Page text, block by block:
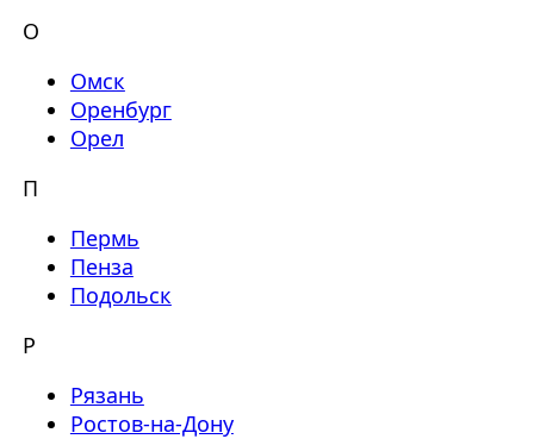
О
Омск
Оренбург
Орел
П
Пермь
Пенза
Подольск
Р
Рязань
Ростов-на-Дону